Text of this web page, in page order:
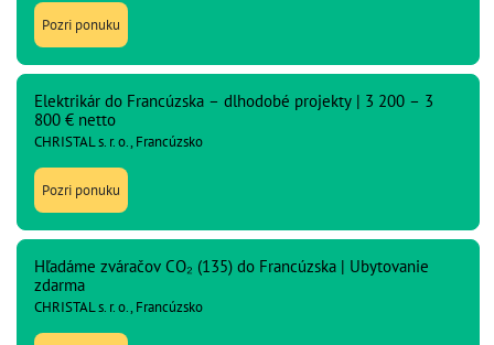
Pozri ponuku
Elektrikár do Francúzska – dlhodobé projekty | 3 200 – 3
800 € netto
CHRISTAL s. r. o., Francúzsko
Pozri ponuku
Hľadáme zváračov CO₂ (135) do Francúzska | Ubytovanie
zdarma
CHRISTAL s. r. o., Francúzsko